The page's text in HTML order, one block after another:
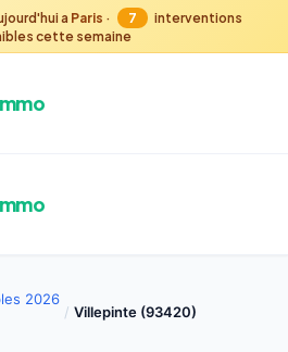
a Paris · 7
interventions
cette semaine
2026
/ Villepinte (93420)